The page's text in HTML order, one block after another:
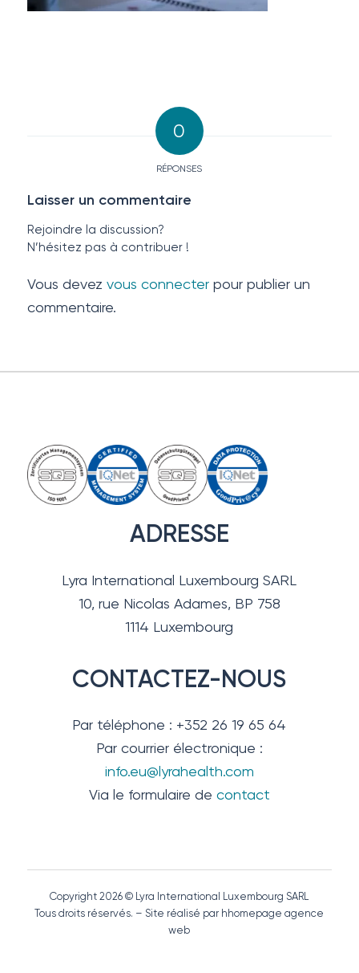
0
RÉPONSES
Laisser un commentaire
Rejoindre la discussion?
N’hésitez pas à contribuer !
Vous devez vous connecterpour publier un
commentaire.
ADRESSE
Lyra International Luxembourg SARL
10, rue Nicolas Adames, BP 758
1114 Luxembourg
CONTACTEZ-NOUS
Par téléphone : +352 26 19 65 64
Par courrier électronique :
info.eu@lyrahealth.com
Via le formulaire de contact
Copyright 2026 © Lyra International Luxembourg SARL
Tous droits réservés. – Site réalisé par hhomepage agence
web